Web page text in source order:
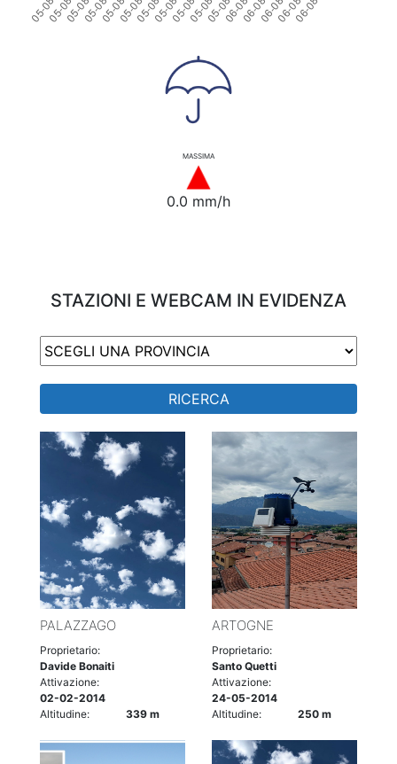
MASSIMA
0.0 mm/h
STAZIONI E WEBCAM IN EVIDENZA
RICERCA
PALAZZAGO
Proprietario:
Davide Bonaiti
Attivazione:
02-02-2014
Altitudine:
339 m
ARTOGNE
Proprietario:
Santo Quetti
Attivazione:
24-05-2014
Altitudine:
250 m